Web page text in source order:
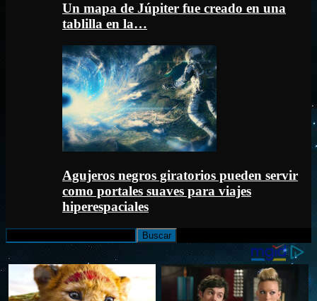
Un mapa de Júpiter fue creado en una
tablilla en la…
Agujeros negros giratorios pueden servir
como portales suaves para viajes
hiperespaciales